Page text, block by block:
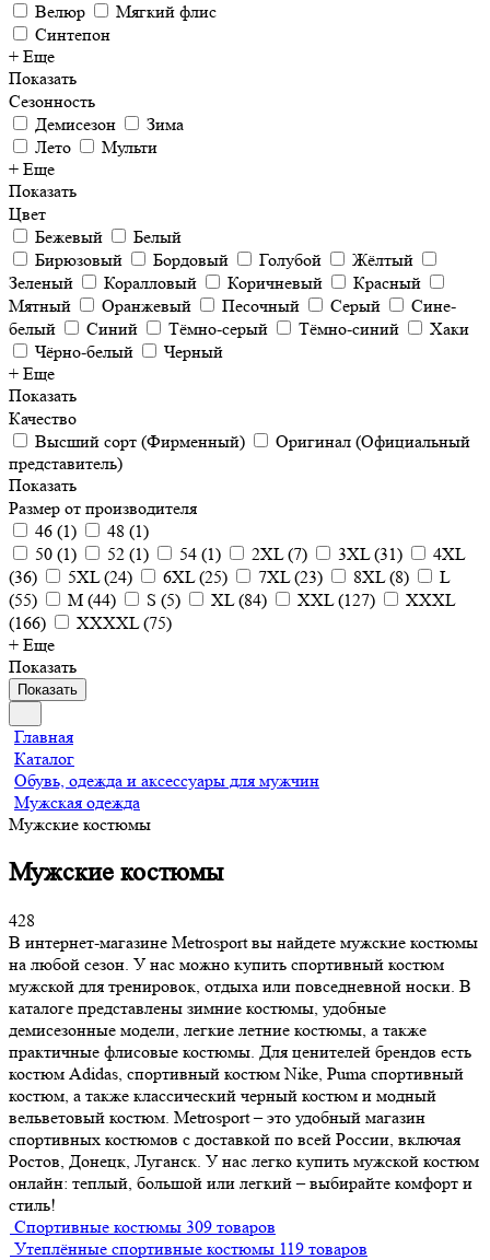
Велюр
Мягкий флис
Синтепон
+ Еще
Показать
Сезонность
Демисезон
Зима
Лето
Мульти
+ Еще
Показать
Цвет
Бежевый
Белый
Бирюзовый
Бордовый Голубой
Жёлтый
Зеленый
Коралловый Коричневый
Красный
Мятный
Оранжевый Песочный Серый
Сине-
белый
Синий Тёмно-серый Тёмно-синий
Хаки
Чёрно-белый
Черный
+ Еще
Показать
Качество
Высший сорт (Фирменный)
Оригинал (Официальный
представитель)
Показать
Размер от производителя
46 (1) 48 (1)
50 (1) 52 (1) 54 (1) 2XL(7) 3XL(31)
4XL
(36) 5XL(24) 6XL(25) 7XL(23) 8XL(8)
L
(55) M (44) S (5) XL(84) XXL(127)
XXXL
(166) XXXXL(75)
+ Еще
Показать
Показать
Главная
Каталог
Обувь, одежда и аксессуары для мужчин
Мужская одежда
Мужские костюмы
Мужские костюмы
428
В интернет-магазине Metrosport вы найдете мужские костюмы
на любой сезон. У нас можно купить спортивный костюм
мужской для тренировок, отдыха или повседневной носки. В
каталоге представлены зимние костюмы, удобные
демисезонные модели, легкие летние костюмы, а также
практичные флисовые костюмы. Для ценителей брендов есть
костюм Adidas, спортивный костюм Nike, Puma спортивный
костюм, а также классический черный костюм и модный
вельветовый костюм. Metrosport – это удобный магазин
спортивных костюмов с доставкой по всей России, включая
Ростов, Донецк, Луганск. У нас легко купить мужской костюм
онлайн: теплый, большой или легкий – выбирайте комфорт и
стиль!
Спортивные костюмы 309 товаров
Утеплённые спортивные костюмы 119 товаров